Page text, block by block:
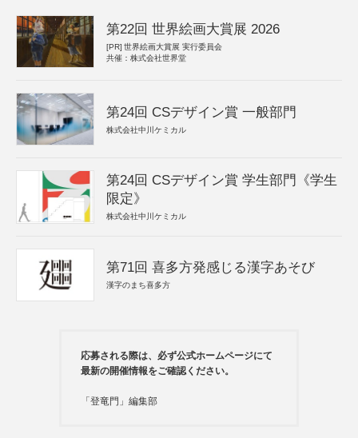
第22回 世界絵画大賞展 2026
[PR] 世界絵画大賞展 実行委員会
共催：株式会社世界堂
第24回 CSデザイン賞 一般部門
株式会社中川ケミカル
第24回 CSデザイン賞 学生部門《学生
限定》
株式会社中川ケミカル
第71回 喜多方発感じる漢字あそび
漢字のまち喜多方
応募される際は、必ず公式ホームページにて
最新の開催情報をご確認ください。
「登竜門」編集部